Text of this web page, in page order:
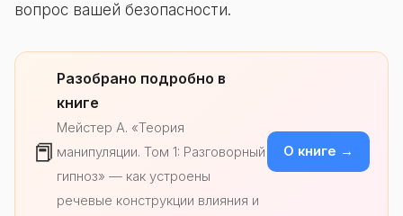
вопрос вашей безопасности.
📕
Разобрано подробно в
книге
Мейстер А. «Теория
манипуляции. Том 1: Разговорный
гипноз» — как устроены
речевые конструкции влияния и
О книге →